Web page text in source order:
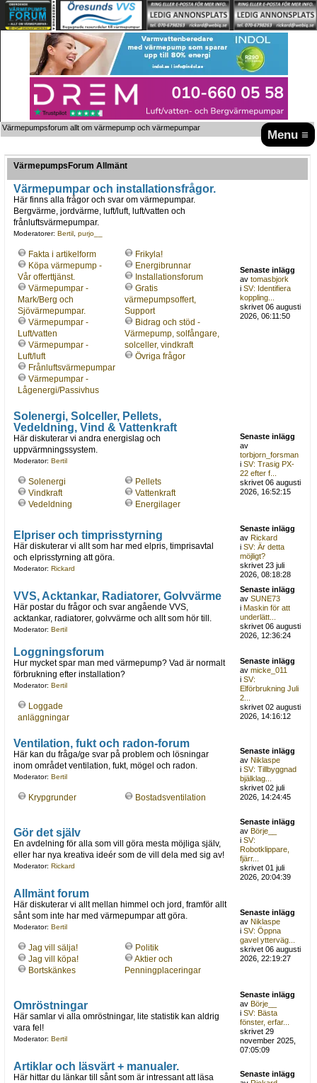
Menu ≡
Värmepumpsforum allt om värmepump och värmepumpar
VärmepumpsForum Allmänt
Värmepumpar och installationsfrågor.
Här finns alla frågor och svar om värmepumpar.
Bergvärme, jordvärme, luft/luft, luft/vatten och
frånluftsvärmepumpar.
Moderatorer: Bertil, purjo__
Fakta i artikelform
Köpa värmepump -
Vår offerttjänst.
Värmepumpar -
Mark/Berg och
Sjövärmepumpar.
Värmepumpar -
Luft/vatten
Värmepumpar -
Luft/luft
Frånluftsvärmepumpar
Värmepumpar -
Lågenergi/Passivhus
Frikyla!
Energibrunnar
Installationsforum
Gratis
värmepumpsoffert,
Support
Bidrag och stöd -
Värmepump, solfångare,
solceller, vindkraft
Övriga frågor
Senaste inlägg
avtomasbjork
iSV: Identifiera
koppling...
skrivet 06 augusti
2026, 06:11:50
Solenergi, Solceller, Pellets,
Vedeldning, Vind & Vattenkraft
Här diskuterar vi andra energislag och
uppvärmningssystem.
Moderator: Bertil
Solenergi
Vindkraft
Vedeldning
Pellets
Vattenkraft
Energilager
Senaste inlägg
av
torbjorn_forsman
iSV: Trasig PX-
22 efter f...
skrivet 06 augusti
2026, 16:52:15
Elpriser och timprisstyrning
Här diskuterar vi allt som har med elpris, timprisavtal
och elprisstyrning att göra.
Moderator: Rickard
Senaste inlägg
avRickard
iSV: Är detta
möjligt?
skrivet 23 juli
2026, 08:18:28
VVS, Acktankar, Radiatorer, Golvvärme
Här postar du frågor och svar angående VVS,
acktankar, radiatorer, golvvärme och allt som hör till.
Moderator: Bertil
Senaste inlägg
avSUNE73
iMaskin för att
underlätt...
skrivet 06 augusti
2026, 12:36:24
Loggningsforum
Hur mycket spar man med värmepump? Vad är normalt
förbrukning efter installation?
Moderator: Bertil
Loggade
anläggningar
Senaste inlägg
avmicke_011
iSV:
Elförbrukning Juli
2...
skrivet 02 augusti
2026, 14:16:12
Ventilation, fukt och radon-forum
Här kan du fråga/ge svar på problem och lösningar
inom området ventilation, fukt, mögel och radon.
Moderator: Bertil
Krypgrunder Bostadsventilation
Senaste inlägg
avNiklaspe
iSV: Tillbyggnad
bjälklag...
skrivet 02 juli
2026, 14:24:45
Gör det själv
En avdelning för alla som vill göra mesta möjliga själv,
eller har nya kreativa ideér som de vill dela med sig av!
Moderator: Rickard
Senaste inlägg
avBörje__
iSV:
Robotklippare,
fjärr...
skrivet 01 juli
2026, 20:04:39
Allmänt forum
Här diskuterar vi allt mellan himmel och jord, framför allt
sånt som inte har med värmepumpar att göra.
Moderator: Bertil
Jag vill sälja!
Jag vill köpa!
Bortskänkes
Politik
Aktier och
Penningplaceringar
Senaste inlägg
avNiklaspe
iSV: Öppna
gavel ytterväg...
skrivet 06 augusti
2026, 22:19:27
Omröstningar
Här samlar vi alla omröstningar, lite statistik kan aldrig
vara fel!
Moderator: Bertil
Senaste inlägg
avBörje__
iSV: Bästa
fönster, erfar...
skrivet 29
november 2025,
07:05:09
Artiklar och läsvärt + manualer.
Här hittar du länkar till sånt som är intressant att läsa
Senaste inlägg